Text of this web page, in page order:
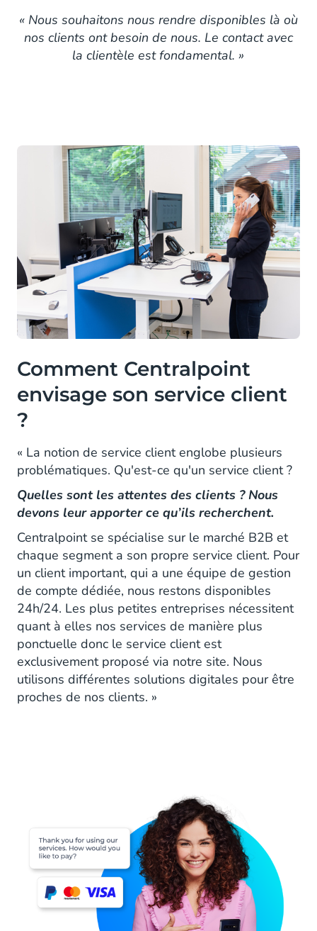
« Nous souhaitons nous rendre disponibles là où
nos clients ont besoin de nous. Le contact avec
la clientèle est fondamental. »
Comment Centralpoint
envisage son service client
?
« La notion de service client englobe plusieurs
problématiques. Qu'est-ce qu'un service client ?
Quelles sont les attentes des clients ? Nous
devons leur apporter ce qu’ils recherchent.
Centralpoint se spécialise sur le marché B2B et
chaque segment a son propre service client. Pour
un client important, qui a une équipe de gestion
de compte dédiée, nous restons disponibles
24h/24. Les plus petites entreprises nécessitent
quant à elles nos services de manière plus
ponctuelle donc le service client est
exclusivement proposé via notre site. Nous
utilisons différentes solutions digitales pour être
proches de nos clients. »